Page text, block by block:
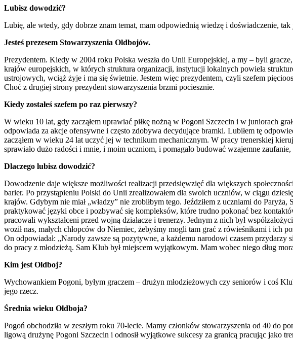
Lubisz dowodzić?
Lubię, ale wtedy, gdy dobrze znam temat, mam odpowiednią wiedzę i doświadczenie,
Jesteś prezesem Stowarzyszenia Oldbojów.
Prezydentem. Kiedy w 2004 roku Polska weszła do Unii Europejskiej, a my – byli
krajów europejskich, w których struktura organizacji, instytucji lokalnych powiela
ustrojowych, wciąż żyje i ma się świetnie. Jestem więc prezydentem, czyli szefem
Choć z drugiej strony prezydent stowarzyszenia brzmi pociesznie.
Kiedy zostałeś szefem po raz pierwszy?
W wieku 10 lat, gdy zacząłem uprawiać piłkę nożną w Pogoni Szczecin i w juniorach
odpowiada za akcje ofensywne i często zdobywa decydujące bramki. Lubiłem tę
zacząłem w wieku 24 lat uczyć jej w technikum mechanicznym. W pracy trenerskiej
sprawiało dużo radości i mnie, i moim uczniom, i pomagało budować wzajemne
Dlaczego lubisz dowodzić?
Dowodzenie daje większe możliwości realizacji przedsięwzięć dla większych
barier. Po przystąpieniu Polski do Unii zrealizowałem dla swoich uczniów, w ciągu
krajów. Gdybym nie miał „władzy” nie zrobiłbym tego. Jeździłem z uczniami do
praktykować języki obce i pozbywać się kompleksów, które trudno pokonać bez
pracowali wykształceni przed wojną działacze i trenerzy. Jednym z nich był
woził nas, małych chłopców do Niemiec, żebyśmy mogli tam grać z rówieśnikami i ich
On odpowiadał: „Narody zawsze są pozytywne, a każdemu narodowi czasem
do pracy z młodzieżą. Sam Klub był miejscem wyjątkowym. Mam wobec niego dług
Kim jest Oldboj?
Wychowankiem Pogoni, byłym graczem – drużyn młodzieżowych czy seniorów i coś
jego rzecz.
Średnia wieku Oldboja?
Pogoń obchodziła w zeszłym roku 70-lecie. Mamy członków stowarzyszenia od 40 do
ligową drużynę Pogoni Szczecin i odnosił wyjątkowe sukcesy za granicą pracując jako